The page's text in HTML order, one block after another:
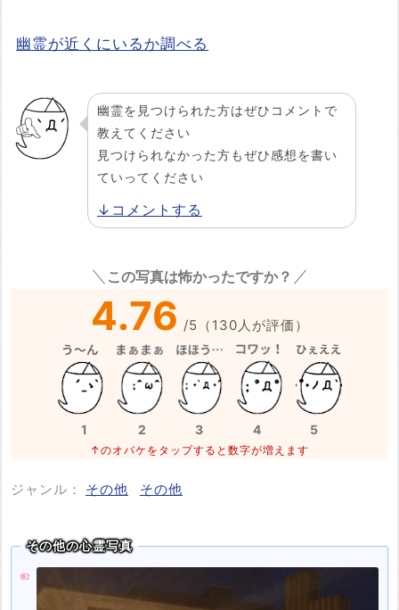
幽霊が近くにいるか調べる
幽霊を見つけられた方はぜひコメントで
教えてください
見つけられなかった方もぜひ感想を書い
ていってください
↓コメントする
この写真は怖かったですか？
4.76 /5 （ 130 人が評価）
1 2 3 4 5
↑のオバケをタップすると数字が増えます
ジャンル： その他 その他
その他の心霊写真